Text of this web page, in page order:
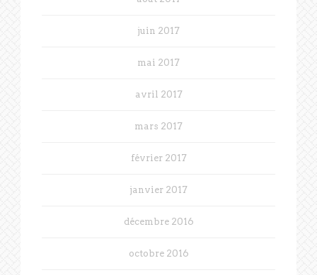
juin 2017
mai 2017
avril 2017
mars 2017
février 2017
janvier 2017
décembre 2016
octobre 2016